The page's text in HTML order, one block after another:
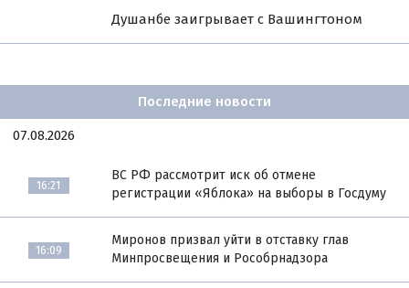
Душанбе заигрывает с Вашингтоном
Последние новости
07.08.2026
16:21
ВС РФ рассмотрит иск об отмене
регистрации «Яблока» на выборы в Госдуму
16:09
Миронов призвал уйти в отставку глав
Минпросвещения и Рособрнадзора